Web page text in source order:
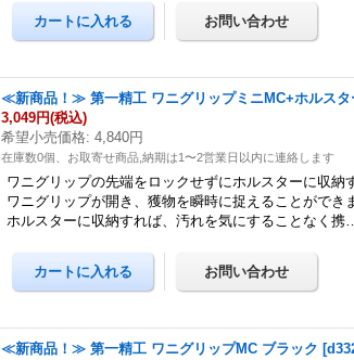
≪新商品！≫ 第一精工 ワニグリップミニMC+ホルスタ
3,049円(税込)
希望小売価格: 4,840円
在庫数0個、お取寄せ商品,納期は1〜2営業日以内に連絡します
ワニグリップの先端をロックせずにホルスターに収納
ワニグリップが開き、獲物を瞬時に捉えることができ
ホルスターに収納すれば、汚れを気にすることなく携
≪新商品！≫ 第一精工 ワニグリップMC ブラック [